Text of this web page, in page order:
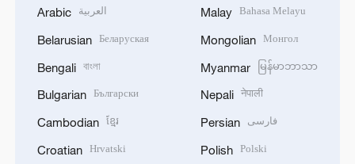
Arabic العربية
Belarusian Беларуская
Bengali বাংলা
Bulgarian Български
Cambodian ខ្មែរ
Croatian Hrvatski
Malay Bahasa Melayu
Mongolian Монгол
Myanmar မြန်မာဘာသာ
Nepali नेपाली
Persian فارسی
Polish Polski